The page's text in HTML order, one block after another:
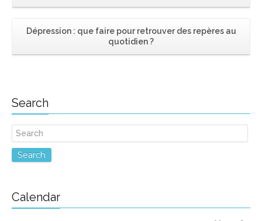
Dépression : que faire pour retrouver des repères au
quotidien ?
Search
Search
Calendar